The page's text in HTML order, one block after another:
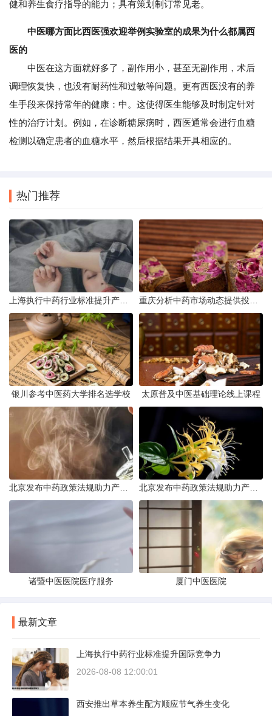
健和养生食疗指导的能力；具有策划制订常见老。
中医哪方面比西医强欢迎举例实验室的成果为什么都属西
医的
中医在这方面就好多了，副作用小，甚至无副作用，术后
调理恢复快，也没有耐药性和过敏等问题。更有西医没有的养
生手段来保持常年的健康：中。这使得医生能够及时制定针对
性的治疗计划。例如，在诊断糖尿病时，西医通常会进行血糖
检测以确定患者的血糖水平，然后根据结果开具相应的。
热门推荐
银川参考中医药大学排名选学校 太原普及中医基础理论线上课程
诸暨中医医院医疗服务 厦门中医医院
最新文章
上海执行中药行业标准提升国际竞争力
2026-08-08 12:00:01
西安推出草本养生配方顺应节气养生变化